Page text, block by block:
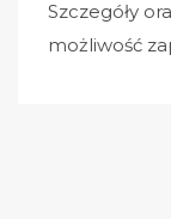
Szczegóły
możliwość